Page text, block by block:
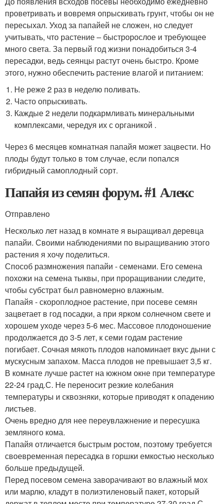
проветривать и вовремя опрыскивать грунт, чтобы он не
пересыхал. Уход за папайей не сложен, но следует
учитывать, что растение – быстророслое и требующее
много света. За первый год жизни понадобиться 3-4
пересадки, ведь сеянцы растут очень быстро. Кроме
этого, нужно обеспечить растение влагой и питанием:
Не реже 2 раз в неделю поливать.
Часто опрыскивать.
Каждые 2 недели подкармливать минеральными
комплексами, чередуя их с органикой .
Через 6 месяцев комнатная папайя может зацвести. Но
плоды будут только в том случае, если попался
гибридный самоплодный сорт.
Папайя из семян форум. #1 Алекс
Отправлено
Несколько лет назад в комнате я выращивал деревца
папайи. Своими наблюдениями по выращиванию этого
растения я хочу поделиться.
Способ размножения папайи - семенами. Его семена
похожи на семена тыквы, при проращивании следите,
чтобы субстрат был равномерно влажным.
Папайя - скороплодное растение, при посеве семян
зацветает в год посадки, а при ярком солнечном свете и
хорошем уходе через 5-6 мес. Массовое плодоношение
продолжается до 3-5 лет, к семи годам растение
погибает. Сочная мякоть плодов напоминает вкус дыни с
мускусным запахом. Масса плодов не превышает 3,5 кг.
В комнате лучше растет на южном окне при температуре
22-24 град.С. Не переносит резкие колебания
температуры и сквозняки, которые приводят к опадению
листьев.
Очень вредно для нее переувлажнение и пересушка
земляного кома.
Папайя отличается быстрым ростом, поэтому требуется
своевременная пересадка в горшки емкостью несколько
больше предыдущей.
Перед посевом семена заворачивают во влажный мох
или марлю, кладут в полиэтиленовый пакет, который